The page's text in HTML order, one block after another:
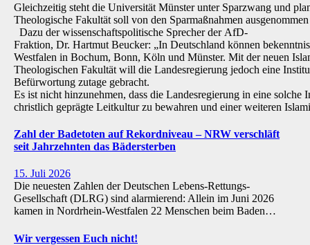
Gleichzeitig steht die Universität Münster unter Sparzwang und
Theologische Fakultät soll von den Sparmaßnahmen
Dazu der wissenschaftspolitische Sprecher der AfD-
Fraktion, Dr. Hartmut Beucker: „In Deutschland können
Westfalen in Bochum, Bonn, Köln und Münster. Mit der neuen
Theologischen Fakultät will die Landesregierung jedoch eine
Befürwortung zutage gebracht.
Es ist nicht hinzunehmen, dass die Landesregierung in eine
christlich geprägte Leitkultur zu bewahren und einer weiteren
Zahl der Badetoten auf Rekordniveau – NRW verschläft
seit Jahrzehnten das Bädersterben
15. Juli 2026
Die neuesten Zahlen der Deutschen Lebens-Rettungs-
Gesellschaft (DLRG) sind alarmierend: Allein im Juni 2026
kamen in Nordrhein-Westfalen 22 Menschen beim Baden…
Wir vergessen Euch nicht!